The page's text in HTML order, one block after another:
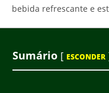
bebida refrescante e
Sumário [ ESCONDER